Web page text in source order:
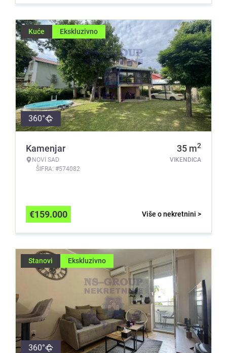
Kuće Ekskluzivno
360°
Kamenjar
NOVI SAD
ŠIFRA: #574082
35 m2
VIKENDICA
Više o nekretnini >
€159.000
Stanovi Ekskluzivno
360°